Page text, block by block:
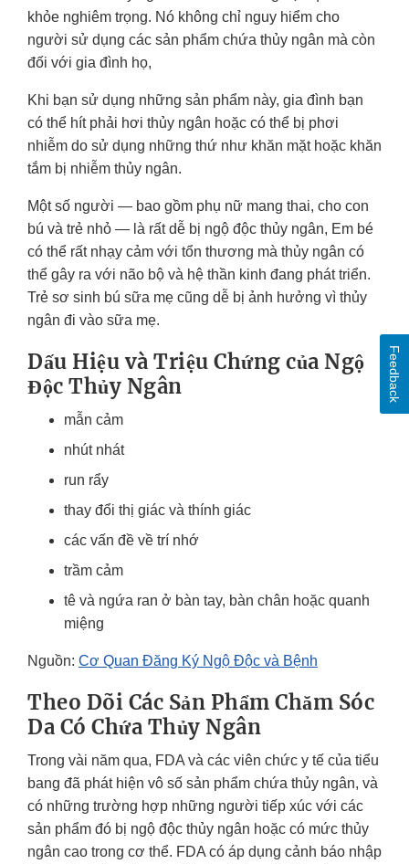
khỏe nghiêm trọng. Nó không chỉ nguy hiểm cho
người sử dụng các sản phẩm chứa thủy ngân mà còn
đối với gia đình họ,
Khi bạn sử dụng những sản phẩm này, gia đình bạn
có thể hít phải hơi thủy ngân hoặc có thể bị phơi
nhiễm do sử dụng những thứ như khăn mặt hoặc khăn
tắm bị nhiễm thủy ngân.
Một số người — bao gồm phụ nữ mang thai, cho con
bú và trẻ nhỏ — là rất dễ bị ngộ độc thủy ngân, Em bé
có thể rất nhạy cảm với tổn thương mà thủy ngân có
thể gây ra với não bộ và hệ thần kinh đang phát triển.
Trẻ sơ sinh bú sữa mẹ cũng dễ bị ảnh hưởng vì thủy
ngân đi vào sữa mẹ.
Dấu Hiệu và Triệu Chứng của Ngộ
Độc Thủy Ngân
mẫn cảm
nhút nhát
run rẩy
thay đổi thị giác và thính giác
các vấn đề về trí nhớ
trầm cảm
tê và ngứa ran ở bàn tay, bàn chân hoặc quanh
miệng
Nguồn: Cơ Quan Đăng Ký Ngộ Độc và Bệnh
Theo Dõi Các Sản Phẩm Chăm Sóc
Da Có Chứa Thủy Ngân
Trong vài năm qua, FDA và các viên chức y tế của tiểu
bang đã phát hiện vô số sản phẩm chứa thủy ngân, và
có những trường hợp những người tiếp xúc với các
sản phẩm đó bị ngộ độc thủy ngân hoặc có mức thủy
ngân cao trong cơ thể. FDA có áp dụng cảnh báo nhập
Feedback